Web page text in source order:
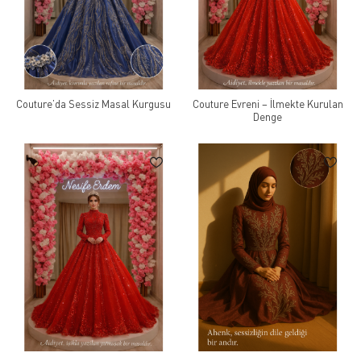
Couture’da Sessiz Masal Kurgusu
Couture Evreni – İlmekte Kurulan
Denge